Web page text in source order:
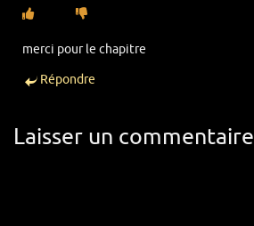
merci pour le chapitre
Répondre
Laisser un commentaire